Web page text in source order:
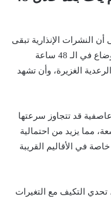
أن النشرات الإنذارية تبقى
سارية المفعول، بل وتشير إلى تفاقم الأوضاع في الـ 48 ساعة
الغزيرة، وأن تشهد
قد تتجاوز سرعتها
مما يزيد من احتمالية
في الأقاليم القريبة
التكيف مع التغيرات